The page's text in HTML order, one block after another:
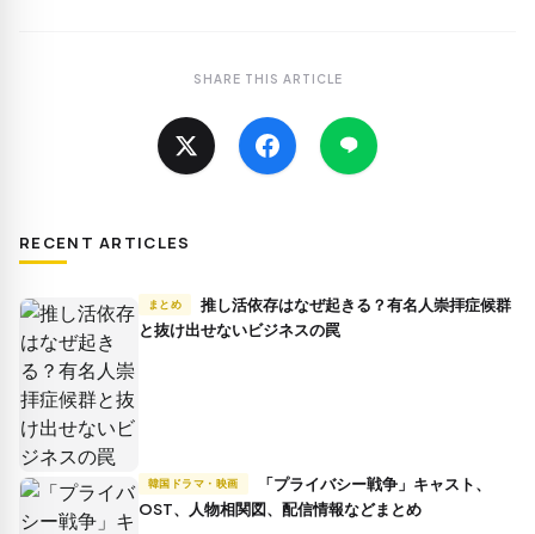
SHARE THIS ARTICLE
RECENT ARTICLES
まとめ
推し活依存はなぜ起きる？有名人崇拝症候群
と抜け出せないビジネスの罠
韓国ドラマ・映画
OST、人物相関図、配信情報などまとめ